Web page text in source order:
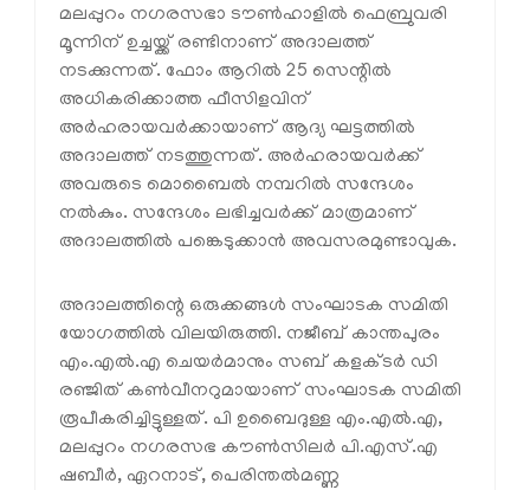
മലപ്പുറം നഗരസഭാ ടൗൺഹാളിൽ ഫെബ്രുവരി
മൂന്നിന് ഉച്ചയ്ക്ക് രണ്ടിനാണ് അദാലത്ത്
നടക്കുന്നത്. ഫോം ആറിൽ 25 സെന്റിൽ
അധികരിക്കാത്ത ഫീസിളവിന്
അർഹരായവർക്കായാണ് ആദ്യ ഘട്ടത്തിൽ
അദാലത്ത് നടത്തുന്നത്. അർഹരായവർക്ക്
അവരുടെ മൊബൈൽ നമ്പറിൽ സന്ദേശം
നൽകും. സന്ദേശം ലഭിച്ചവർക്ക് മാത്രമാണ്
അദാലത്തിൽ പങ്കെടുക്കാൻ അവസരമുണ്ടാവുക.
അദാലത്തിന്റെ ഒരുക്കങ്ങൾ സംഘാടക സമിതി
യോഗത്തിൽ വിലയിരുത്തി. നജീബ് കാന്തപുരം
എം.എൽ.എ ചെയർമാനും സബ് കളക്ടർ ഡി
രഞ്ജിത് കൺവീനറുമായാണ് സംഘാടക സമിതി
രൂപീകരിച്ചിട്ടുള്ളത്. പി ഉബൈദുള്ള എം.എൽ.എ,
മലപ്പുറം നഗരസഭ കൗൺസിലർ പി.എസ്.എ
ഷബീർ, ഏറനാട്, പെരിന്തൽമണ്ണ